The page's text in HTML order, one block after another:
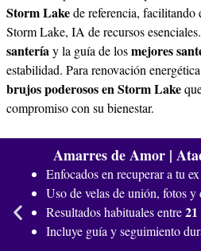
Storm Lakede referencia, facilitando
Storm Lake, IA de recursos
santeríay la guía de losmejores
estabilidad. Para renovación
brujos poderosos en Storm Lake
compromiso con su bienestar.
Amarres de Amor |
Enfocados en recuperar a tu
Uso de velas de unión, fotos y
Resultados habituales entre
Incluye guía y seguimiento